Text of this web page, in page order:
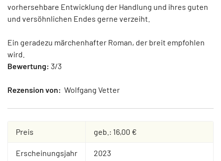
vorhersehbare Entwicklung der Handlung und ihres guten
und versöhnlichen Endes gerne verzeiht.
Ein geradezu märchenhafter Roman, der breit empfohlen
wird.
Bewertung: 3/3
Rezension von: Wolfgang Vetter
Preis geb.: 16,00 €
Erscheinungsjahr 2023